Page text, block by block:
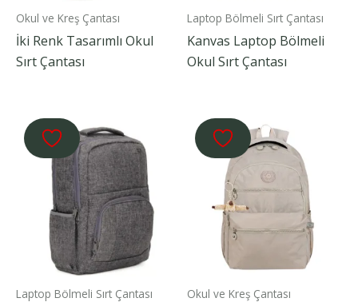
Okul ve Kreş Çantası
İki Renk Tasarımlı Okul
Sırt Çantası
Laptop Bölmeli Sırt Çantası
Kanvas Laptop Bölmeli
Okul Sırt Çantası
Laptop Bölmeli Sırt Çantası Okul ve Kreş Çantası